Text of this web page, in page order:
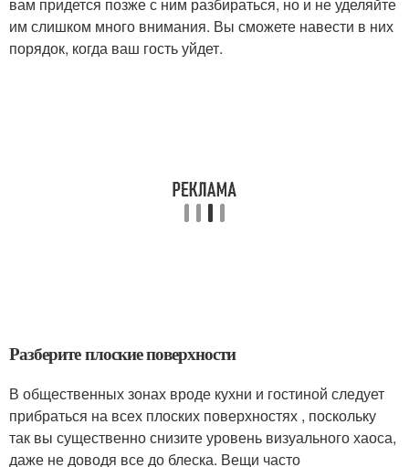
им слишком много внимания. Вы сможете навести в них
порядок, когда ваш гость уйдет.
Разберите плоские поверхности
В общественных зонах вроде кухни и гостиной следует
прибраться на всех плоских поверхностях , поскольку
так вы существенно снизите уровень визуального хаоса,
даже не доводя все до блеска. Вещи часто